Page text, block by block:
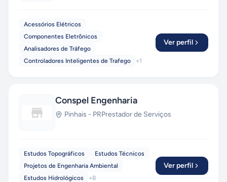
Acessórios Elétricos
Componentes Eletrônicos
Analisadores de Tráfego
Controladores Inteligentes de Trafego
+1
Ver perfil
Conspel Engenharia
Pinhais - PRPrestador de Serviços
Estudos Topográficos
Estudos Técnicos
Projetos de Engenharia Ambiental
Estudos Hidrológicos
+8
Ver perfil